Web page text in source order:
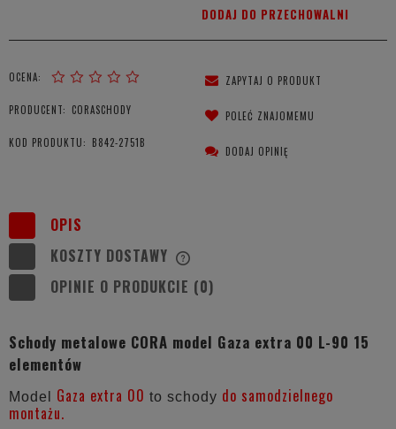
DODAJ DO PRZECHOWALNI
OCENA:
PRODUCENT: CORASCHODY
KOD PRODUKTU: B842-2751B
ZAPYTAJ O PRODUKT
POLEĆ ZNAJOMEMU
DODAJ OPINIĘ
OPIS
KOSZTY DOSTAWY
KOSZTÓW PŁATNOŚCI
OPINIE O PRODUKCIE (0)
Schody metalowe CORA model Gaza extra 00 L-90 15
elementów
Model Gaza extra 00 to schody do samodzielnego
montażu.